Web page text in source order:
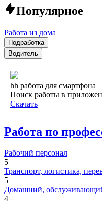
Популярное
Работа из дома
Подработка
Водитель
hh работа для смартфона
Поиск работы в
Скачать
Работа по
Рабочий персонал
5
Транспорт, логистика,
5
Домашний,
4